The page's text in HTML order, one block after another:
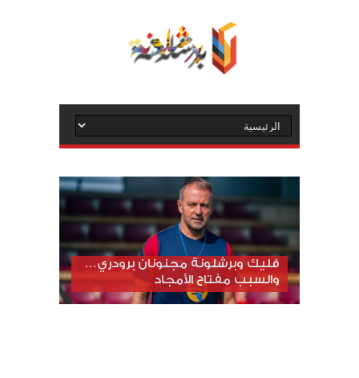
فليك وبرشلونة مجنونان برودري…
والسبب مفتاح الأمجاد